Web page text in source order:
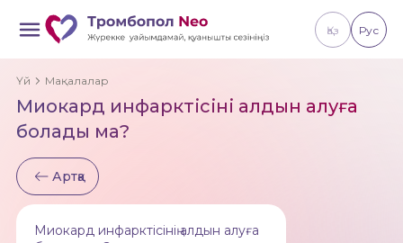
Қаз Рус
Үй Мақалалар
Миокард инфарктісінің алдын алуға
болады ма?
Артқа
Миокард инфарктісінің алдын алуға